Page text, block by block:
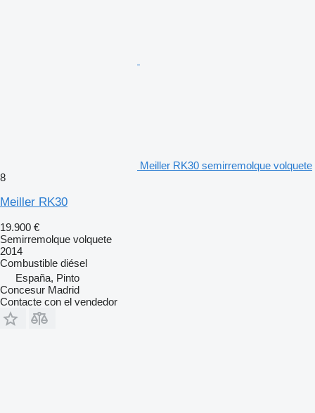
Meiller RK30 semirremolque volquete
8
Meiller RK30
19.900 €
Semirremolque volquete
2014
Combustible diésel
España, Pinto
Concesur Madrid
Contacte con el vendedor